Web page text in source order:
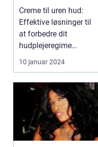
guide til at
bekæmpe og
forstå problemet
Creme til uren hud:
Effektive løsninger til
at forbedre dit
hudplejeregime
Indledning: Uren hud er
10 januar 2024